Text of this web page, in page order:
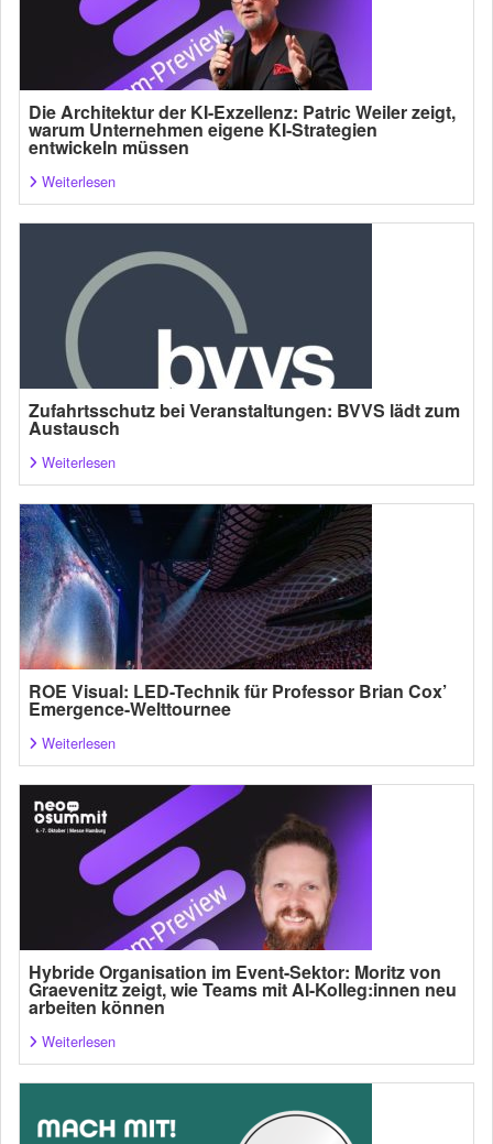
Die Architektur der KI-Exzellenz: Patric Weiler zeigt,
warum Unternehmen eigene KI-Strategien
entwickeln müssen
Weiterlesen
Zufahrtsschutz bei Veranstaltungen: BVVS lädt zum
Austausch
Weiterlesen
ROE Visual: LED-Technik für Professor Brian Cox’
Emergence-Welttournee
Weiterlesen
Hybride Organisation im Event-Sektor: Moritz von
Graevenitz zeigt, wie Teams mit AI-Kolleg:innen neu
arbeiten können
Weiterlesen